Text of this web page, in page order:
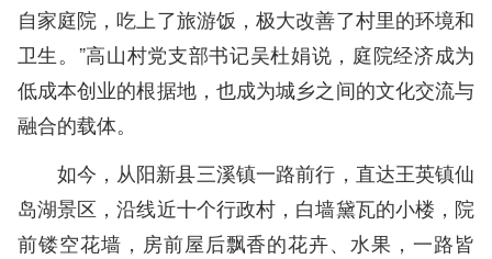
自家庭院，吃上了旅游饭，极大改善了村里的环境和
卫生。”高山村党支部书记吴杜娟说，庭院经济成为
低成本创业的根据地，也成为城乡之间的文化交流与
融合的载体。
如今，从阳新县三溪镇一路前行，直达王英镇仙
岛湖景区，沿线近十个行政村，白墙黛瓦的小楼，院
前镂空花墙，房前屋后飘香的花卉、水果，一路皆